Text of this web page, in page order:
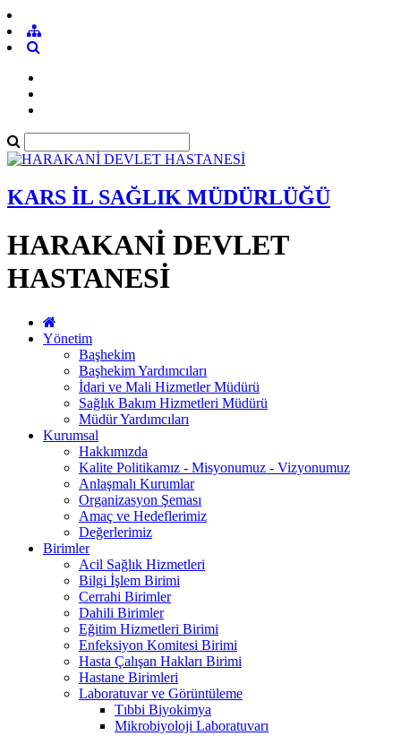
KARS İL SAĞLIK MÜDÜRLÜĞÜ
HARAKANİ DEVLET
HASTANESİ
Yönetim
Başhekim
Başhekim Yardımcıları
İdari ve Mali Hizmetler Müdürü
Sağlık Bakım Hizmetleri Müdürü
Müdür Yardımcıları
Kurumsal
Hakkımızda
Kalite Politikamız - Misyonumuz - Vizyonumuz
Anlaşmalı Kurumlar
Organizasyon Şeması
Amaç ve Hedeflerimiz
Değerlerimiz
Birimler
Acil Sağlık Hizmetleri
Bilgi İşlem Birimi
Cerrahi Birimler
Dahili Birimler
Eğitim Hizmetleri Birimi
Enfeksiyon Komitesi Birimi
Hasta Çalışan Hakları Birimi
Hastane Birimleri
Laboratuvar ve Görüntüleme
Tıbbi Biyokimya
Mikrobiyoloji Laboratuvarı